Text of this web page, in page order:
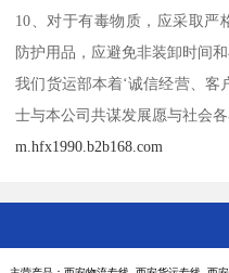
10、对于有毒物质，应采取严
防护用品，应避免非装卸时间和
我们货运部本着‘诚信经营、客
士与本公司共谋发展愿与社会各
m.hfx1990.b2b168.com